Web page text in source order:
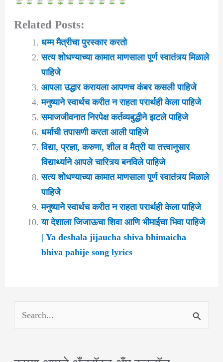
Related Posts:
धम्म मैत्रीचा पुरस्कार करतो
सत्य शोधण्याच्या कामात माणसाला पूर्ण स्वातंत्र्य मिळाले
पाहिजे
आपला उद्धार करायला आपणच कंबर कसली पाहिजे
मनुष्याने स्वार्थच करीत न राहता परार्थही केला पाहिजे
समाजजीवनात निरपेक्ष कर्तव्यबुद्धीने झटले पाहिजे
धर्माची तपासणी करता आली पाहिजे
विद्या, प्रज्ञा, करुणा, शील व मैत्री या तत्त्वानुसार
विद्यार्थ्याने आपले चारित्र्य बनविले पाहिजे
सत्य शोधण्याच्या कामात माणसाला पूर्ण स्वातंत्र्य मिळाले
पाहिजे
मनुष्याने स्वार्थच करीत न राहता परार्थही केला पाहिजे
या देशाला जिजाऊचा शिवा आणि भीमाईचा भिवा पाहिजे
| Ya deshala jijaucha shiva bhimaicha
bhiva pahije song lyrics
e